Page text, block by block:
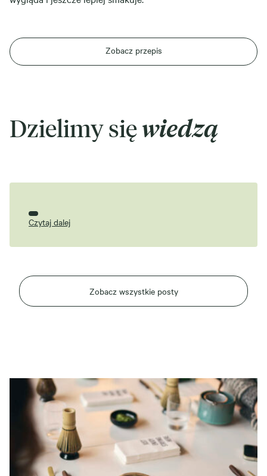
Zobacz przepis
Dzielimy sięwiedzą
Zobacz wszystkie posty
Czytaj dalej